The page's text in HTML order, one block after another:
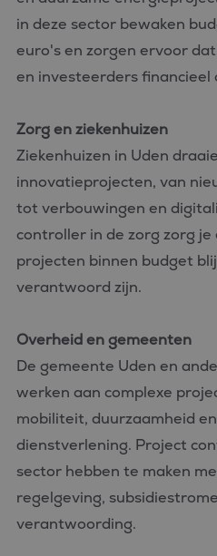
in deze sector bewaken
euro's en zorgen ervoor
en investeerders financieel
Zorg en ziekenhuizen
Ziekenhuizen in Uden
innovatieprojecten, van
tot verbouwingen en
controller in de zorg zorg
projecten binnen budget
verantwoord zijn.
Overheid en gemeenten
De gemeente Uden en
werken aan complexe
mobiliteit, duurzaamheid
dienstverlening. Project
sector hebben te maken
regelgeving,
verantwoording.